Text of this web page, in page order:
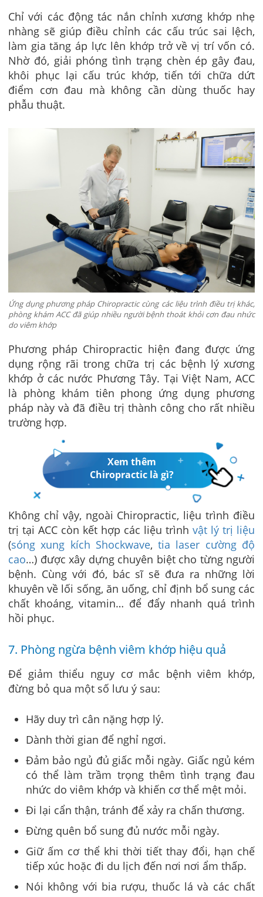
Chỉ với các động tác nắn chỉnh xương khớp nhẹ
nhàng sẽ giúp điều chỉnh các cấu trúc sai lệch,
làm gia tăng áp lực lên khớp trở về vị trí vốn có.
Nhờ đó, giải phóng tình trạng chèn ép gây đau,
khôi phục lại cấu trúc khớp, tiến tới chữa dứt
điểm cơn đau mà không cần dùng thuốc hay
phẫu thuật.
Ứng dụng phương pháp Chiropractic cùng các liệu trình điều trị khác,
phòng khám ACC đã giúp nhiều người bệnh thoát khỏi cơn đau nhức
do viêm khớp
Phương pháp Chiropractic hiện đang được ứng
dụng rộng rãi trong chữa trị các bệnh lý xương
khớp ở các nước Phương Tây. Tại Việt Nam, ACC
là phòng khám tiên phong ứng dụng phương
pháp này và đã điều trị thành công cho rất nhiều
trường hợp.
Xem thêm
Chiropractic là gì?
Không chỉ vậy, ngoài Chiropractic, liệu trình điều
trị tại ACC còn kết hợp các liệu trình vật lý trị liệu
(sóng xung kích Shockwave,tia laser cường độ
cao…) được xây dựng chuyên biệt cho từng người
bệnh. Cùng với đó, bác sĩ sẽ đưa ra những lời
khuyên về lối sống, ăn uống, chỉ định bổ sung các
chất khoáng, vitamin… để đẩy nhanh quá trình
hồi phục.
7. Phòng ngừa bệnh viêm khớp hiệu quả
Để giảm thiểu nguy cơ mắc bệnh viêm khớp,
đừng bỏ qua một số lưu ý sau:
Hãy duy trì cân nặng hợp lý.
Dành thời gian để nghỉ ngơi.
Đảm bảo ngủ đủ giấc mỗi ngày. Giấc ngủ kém
có thể làm trầm trọng thêm tình trạng đau
nhức do viêm khớp và khiến cơ thể mệt mỏi.
Đi lại cẩn thận, tránh để xảy ra chấn thương.
Đừng quên bổ sung đủ nước mỗi ngày.
Giữ ấm cơ thể khi thời tiết thay đổi, hạn chế
tiếp xúc hoặc đi du lịch đến nơi nơi ẩm thấp.
Nói không với bia rượu, thuốc lá và các chất